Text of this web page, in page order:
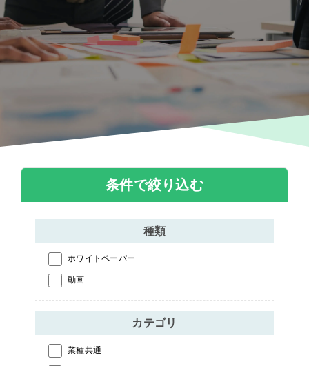
条件で絞り込む
種類
ホワイトペーパー
動画
カテゴリ
業種共通